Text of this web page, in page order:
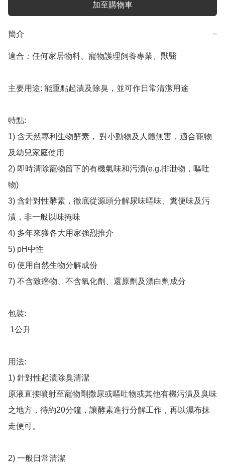
加至購物車
簡介 −
適合：任何家居物料、寵物護理飼養專業、獸醫
主要用途: 能重點起漬及除臭，並可作日常清潔用途
特點:
1) 含天然專利生物酵素， 對小動物及人體無害，適合寵物
及幼兒家庭使用
2) 即時清除寵物留下的有機氣味和污漬(e.g.排泄物，嘔吐
物)
3) 含針對性酵素，徹底從源頭分解尿味嘔味、糞便味及污
漬，非一般以味掩味
4) 多年來獲各大用家強烈推介
5) pH中性
6) 使用自然生物分解成份
7) 不含致癌物、不含氧化劑、還原劑及漂白劑成分
​包裝:​​
用法:
1) 針對性起漬除臭清潔
原液直接噴射至寵物剛撒尿或嘔吐物或其他有機污漬及臭味
之地方，待約20分鐘，讓酵素進行分解工作，再以濕布抹
走便可。
2) 一般日常清潔